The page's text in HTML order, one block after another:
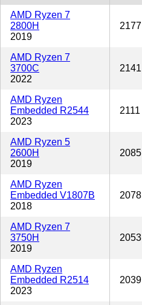
AMD Ryzen 7
2800H
2019
2177
AMD Ryzen 7
3700C
2022
2141
AMD Ryzen
Embedded R2544
2023
2111
AMD Ryzen 5
2600H
2019
2085
AMD Ryzen
Embedded V1807B
2018
2078
AMD Ryzen 7
3750H
2019
2053
AMD Ryzen
Embedded R2514
2023
2039